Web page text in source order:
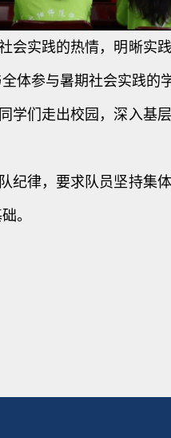
实践的热情，明晰实
体参与暑期社会实践的
们走出校园，深入基
律，要求队员坚持集
。